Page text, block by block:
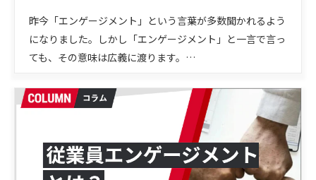
昨今「エンゲージメント」という言葉が多数聞かれるよう
になりました。しかし「エンゲージメント」と一言で言っ
ても、その意味は広義に渡ります。…